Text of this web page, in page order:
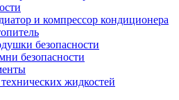
и компрессор кондиционера
безопасности
безопасности
жидкостей